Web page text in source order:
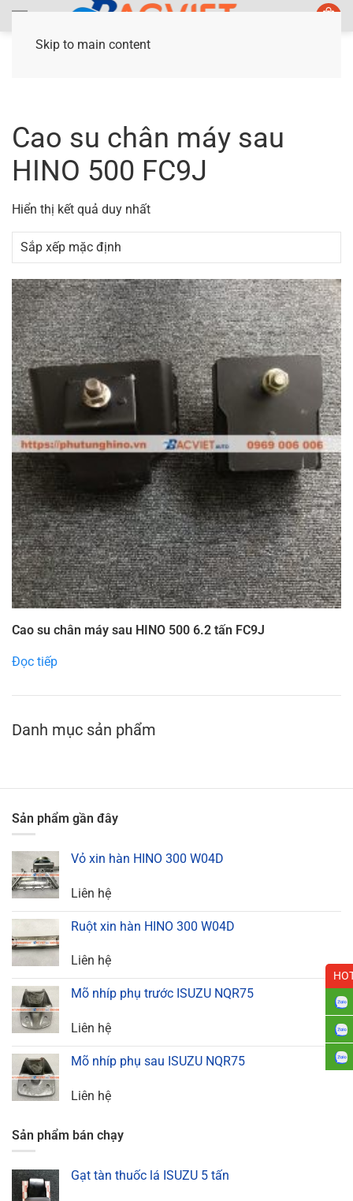
Skip to main content
Cao su chân máy sau
HINO 500 FC9J
Hiển thị kết quả duy nhất
Cao su chân máy sau HINO 500 6.2 tấn FC9J
Đọc tiếp
Danh mục sản phẩm
Sản phẩm gần đây
Vỏ xin hàn HINO 300 W04D
Liên hệ
Ruột xin hàn HINO 300 W04D
Liên hệ
Mõ nhíp phụ trước ISUZU NQR75
Liên hệ
Mõ nhíp phụ sau ISUZU NQR75
Liên hệ
Sản phẩm bán chạy
Gạt tàn thuốc lá ISUZU 5 tấn